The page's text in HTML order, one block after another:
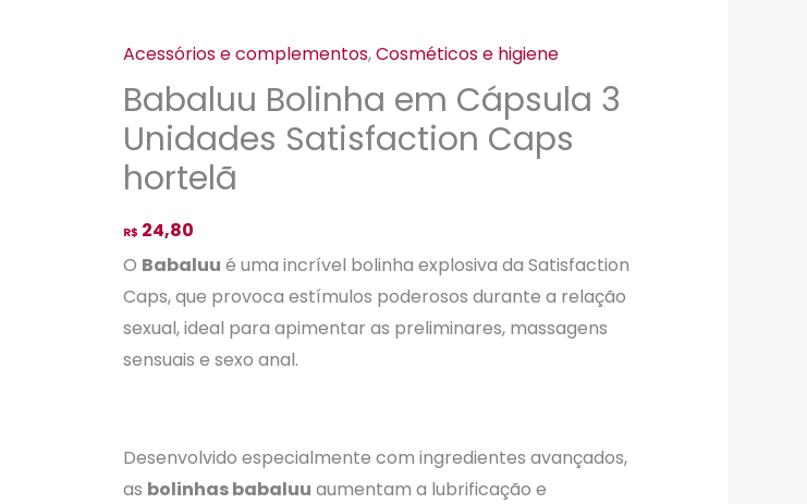
Acessórios e complementos,Cosméticos e higiene
Babaluu Bolinha em Cápsula 3
Unidades Satisfaction Caps
hortelã
R$ 24,80
O Babaluu é uma incrível bolinha explosiva da Satisfaction
Caps, que provoca estímulos poderosos durante a relação
sexual, ideal para apimentar as preliminares, massagens
sensuais e sexo anal.
Desenvolvido especialmente com ingredientes avançados,
as bolinhas babaluu aumentam a lubrificação e
Babaluu
Bolinha
em
Cápsula
3
Unidades
hortelã
quantidade